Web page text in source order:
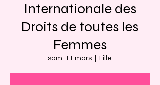
Internationale des
Droits de toutes les
Femmes
sam. 11 mars Lille